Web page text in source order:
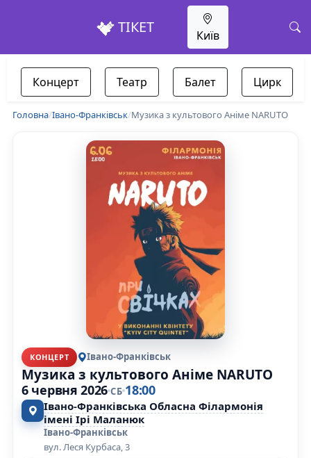
ТІКЕТ Київ
Концерт Театр Балет Цирк
Головна/Івано-Франківськ/Музика з культового Аніме NARUTO
КОНЦЕРТ Івано-Франківськ
Музика з культового Аніме NARUTO
6 червня 2026 СБ 18:00
Івано-Франківська Обласна Філармонія
імені Ірі Маланюк
Івано-Франківськ
вул. Леся Курбаса, 3